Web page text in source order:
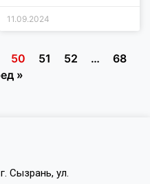
11.09.2024
50 51 52 …
68
»
Сызрань, ул.